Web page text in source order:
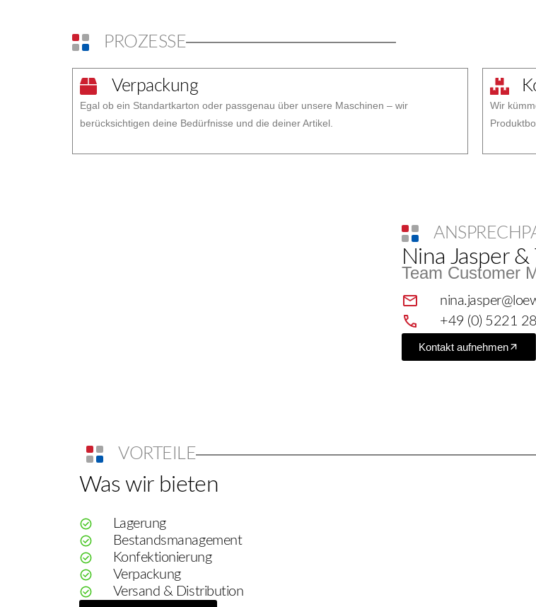
PROZESSE
Verpackung
Egal ob ein Standartkarton oder passgenau über unsere Maschinen – wir
berücksichtigen deine Bedürfnisse und die deiner Artikel.
Wir
Nina Jasper &
Team Customer
+49 (0) 5221
Kontakt aufnehmen
VORTEILE
Was wir bieten
Lagerung
Bestandsmanagement
Konfektionierung
Verpackung
Versand & Distribution